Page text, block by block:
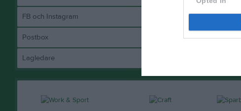
FB och Instagram
Postbox
Lagledare